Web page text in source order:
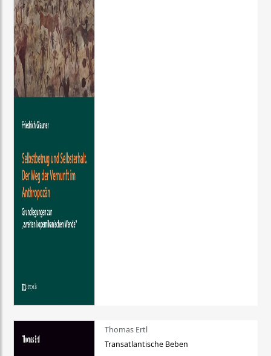
Thomas Ertl
Transatlantische Beben